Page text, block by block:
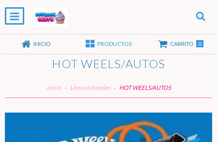
INICIO PRODUCTOS CARRITO 0
HOT WEELS/AUTOS
Inicio - Lineas Infantiles - HOT WEELS/AUTOS